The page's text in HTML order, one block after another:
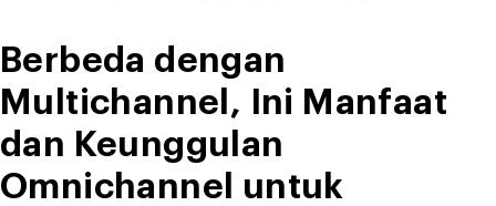
Harus
Paham!”
Berbeda dengan
Multichannel, Ini Manfaat
dan Keunggulan
Omnichannel untuk